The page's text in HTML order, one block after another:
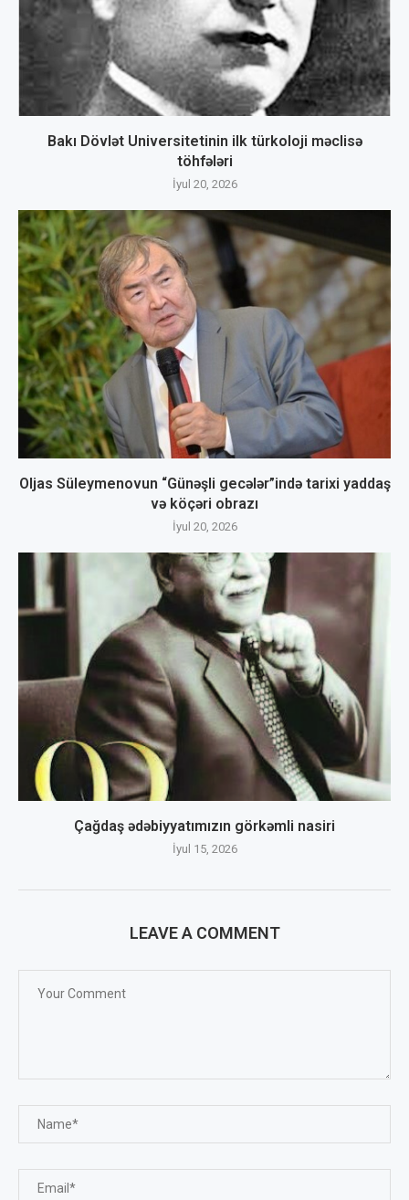
Bakı Dövlət Universitetinin ilk türkoloji məclisə
töhfələri
İyul 20, 2026
Oljas Süleymenovun “Günəşli gecələr”ində tarixi yaddaş
və köçəri obrazı
İyul 20, 2026
Çağdaş ədəbiyyatımızın görkəmli nasiri
İyul 15, 2026
LEAVE A COMMENT